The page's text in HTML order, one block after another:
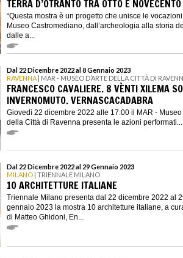
TERRA D’OTRANTO TRA OTTO E NOVECENTO
“Questa mostra è un progetto che unisce le
Museo Castromediano, dall’archeologia alla storia
dalle a...
Dal 22 Dicembre 2022 al 8 Gennaio 2023
RAVENNA | MAR - MUSEO D’ARTE DELLA CITTÀ DI
FRANCESCO CAVALIERE. 8 VÈNTI XILEMA
INVERNOMUTO. VERNASCACADABRA
Giovedì 22 dicembre 2022 alle 17.00 il MAR - Museo
della Città di Ravenna presenta le azioni performati...
Dal 22 Dicembre 2022 al 29 Gennaio 2023
MILANO | TRIENNALE MILANO
10 ARCHITETTURE ITALIANE
Triennale Milano presenta dal 22 dicembre 2022 al
gennaio 2023 la mostra 10 architetture italiane, a
di Matteo Ghidoni, En...